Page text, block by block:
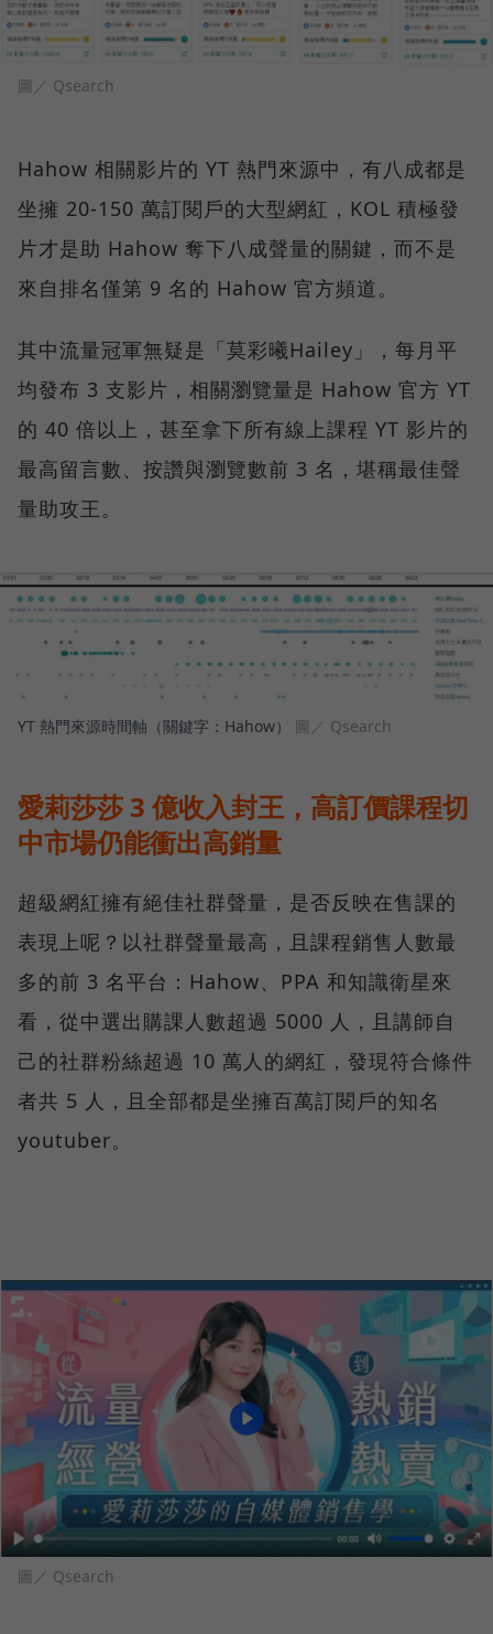
圖／ Qsearch
Hahow 相關影片的 YT 熱門來源中，有八成都是
坐擁 20-150 萬訂閱戶的大型網紅，KOL 積極發
片才是助 Hahow 奪下八成聲量的關鍵，而不是
來自排名僅第 9 名的 Hahow 官方頻道。
其中流量冠軍無疑是「莫彩曦Hailey」，每月平
均發布 3 支影片，相關瀏覽量是 Hahow 官方 YT
的 40 倍以上，甚至拿下所有線上課程 YT 影片的
最高留言數、按讚與瀏覽數前 3 名，堪稱最佳聲
量助攻王。
YT 熱門來源時間軸（關鍵字：Hahow） 圖／ Qsearch
愛莉莎莎 3 億收入封王，高訂價課程切
中市場仍能衝出高銷量
超級網紅擁有絕佳社群聲量，是否反映在售課的
表現上呢？以社群聲量最高，且課程銷售人數最
多的前 3 名平台：Hahow、PPA 和知識衛星來
看，從中選出購課人數超過 5000 人，且講師自
己的社群粉絲超過 10 萬人的網紅，發現符合條件
者共 5 人，且全部都是坐擁百萬訂閱戶的知名
youtuber。
圖／ Qsearch